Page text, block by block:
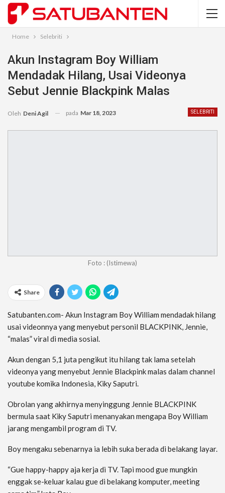
Home Selebriti
Akun Instagram Boy William
Mendadak Hilang, Usai Videonya
Sebut Jennie Blackpink Malas
SELEBRITI
Oleh Deni Agil pada Mar 18, 2023
Foto : (Istimewa)
Share
Satubanten.com- Akun Instagram Boy William mendadak hilang
usai videonnya yang menyebut personil BLACKPINK, Jennie,
“malas” viral di media sosial.
Akun dengan 5,1 juta pengikut itu hilang tak lama setelah
videonya yang menyebut Jennie Blackpink malas dalam channel
youtube komika Indonesia, Kiky Saputri.
Obrolan yang akhirnya menyinggung Jennie BLACKPINK
bermula saat Kiky Saputri menanyakan mengapa Boy William
jarang mengambil program di TV.
Boy mengaku sebenarnya ia lebih suka berada di belakang layar.
“Gue happy-happy aja kerja di TV. Tapi mood gue mungkin
enggak se-keluar kalau gue di belakang komputer, meeting